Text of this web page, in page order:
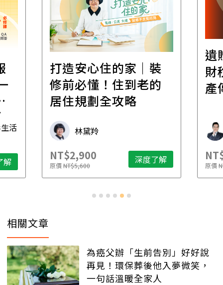
活
解
打造安心住的家｜裝
修前必懂！住到老的
居住規劃全攻略
林黛羚
NT$2,900
原價NT$5,600 深度了解
遺
財
產
原價
相關文章
為癌父辦「生前告別」好好說
再見！環保葬後他入夢微笑，
一句話溫暖全家人